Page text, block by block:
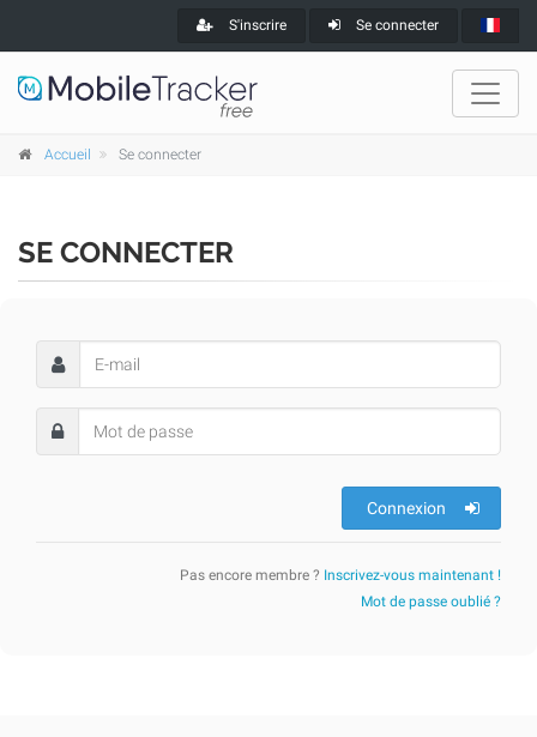
S'inscrire Se connecter
Accueil Se connecter
SE CONNECTER
Connexion
Pas encore membre ? Inscrivez-vous maintenant !
Mot de passe oublié ?